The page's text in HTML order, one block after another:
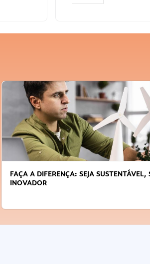
FAÇA A DIFERENÇA: SEJA SUSTENTÁVEL,
INOVADOR